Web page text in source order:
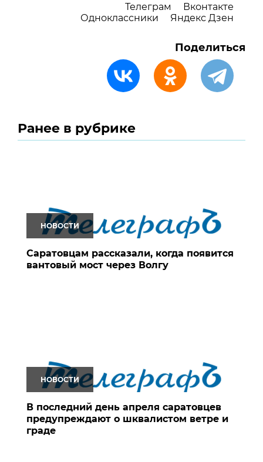
Телеграм
Вконтакте
Одноклассники
Яндекс Дзен
Поделиться
Ранее в рубрике
НОВОСТИ
Саратовцам рассказали, когда появится
вантовый мост через Волгу
НОВОСТИ
В последний день апреля саратовцев
предупреждают о шквалистом ветре и
граде